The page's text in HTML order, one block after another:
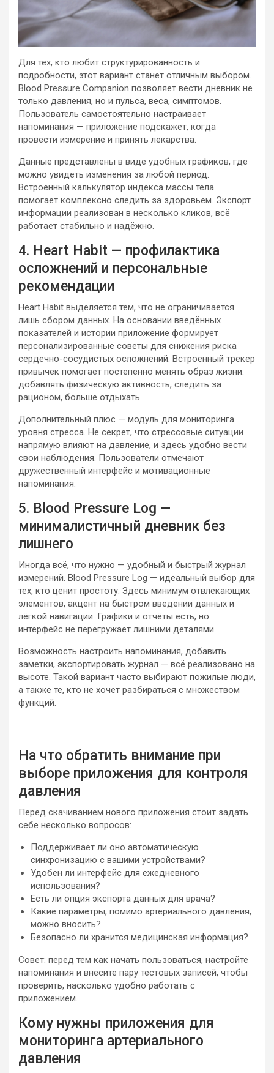
Для тех, кто любит структурированность и
подробности, этот вариант станет отличным выбором.
Blood Pressure Companion позволяет вести дневник не
только давления, но и пульса, веса, симптомов.
Пользователь самостоятельно настраивает
напоминания — приложение подскажет, когда
провести измерение и принять лекарства.
Данные представлены в виде удобных графиков, где
можно увидеть изменения за любой период.
Встроенный калькулятор индекса массы тела
помогает комплексно следить за здоровьем. Экспорт
информации реализован в несколько кликов, всё
работает стабильно и надёжно.
4. Heart Habit — профилактика
осложнений и персональные
рекомендации
Heart Habit выделяется тем, что не ограничивается
лишь сбором данных. На основании введённых
показателей и истории приложение формирует
персонализированные советы для снижения риска
сердечно-сосудистых осложнений. Встроенный трекер
привычек помогает постепенно менять образ жизни:
добавлять физическую активность, следить за
рационом, больше отдыхать.
Дополнительный плюс — модуль для мониторинга
уровня стресса. Не секрет, что стрессовые ситуации
напрямую влияют на давление, и здесь удобно вести
свои наблюдения. Пользователи отмечают
дружественный интерфейс и мотивационные
напоминания.
5. Blood Pressure Log —
минималистичный дневник без
лишнего
Иногда всё, что нужно — удобный и быстрый журнал
измерений. Blood Pressure Log — идеальный выбор для
тех, кто ценит простоту. Здесь минимум отвлекающих
элементов, акцент на быстром введении данных и
лёгкой навигации. Графики и отчёты есть, но
интерфейс не перегружает лишними деталями.
Возможность настроить напоминания, добавить
заметки, экспортировать журнал — всё реализовано на
высоте. Такой вариант часто выбирают пожилые люди,
а также те, кто не хочет разбираться с множеством
функций.
На что обратить внимание при
выборе приложения для контроля
давления
Перед скачиванием нового приложения стоит задать
себе несколько вопросов:
Поддерживает ли оно автоматическую
синхронизацию с вашими устройствами?
Удобен ли интерфейс для ежедневного
использования?
Есть ли опция экспорта данных для врача?
Какие параметры, помимо артериального давления,
можно вносить?
Безопасно ли хранится медицинская информация?
Совет: перед тем как начать пользоваться, настройте
напоминания и внесите пару тестовых записей, чтобы
проверить, насколько удобно работать с
приложением.
Кому нужны приложения для
мониторинга артериального
давления